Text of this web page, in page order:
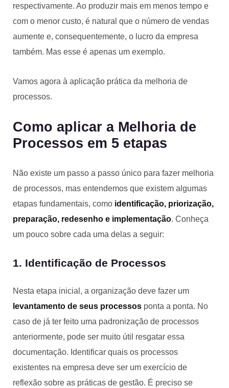
respectivamente. Ao produzir mais em menos tempo e
com o menor custo, é natural que o número de vendas
aumente e, consequentemente, o lucro da empresa
também. Mas esse é apenas um exemplo.
Vamos agora à aplicação prática da melhoria de
processos.
Como aplicar a Melhoria de
Processos em 5 etapas
Não existe um passo a passo único para fazer melhoria
de processos, mas entendemos que existem algumas
etapas fundamentais, como identificação, priorização,
preparação, redesenho e implementação. Conheça
um pouco sobre cada uma delas a seguir:
1. Identificação de Processos
Nesta etapa inicial, a organização deve fazer um
levantamento de seus processos ponta a ponta. No
caso de já ter feito uma padronização de processos
anteriormente, pode ser muito útil resgatar essa
documentação. Identificar quais os processos
existentes na empresa deve ser um exercício de
reflexão sobre as práticas de gestão. É preciso se